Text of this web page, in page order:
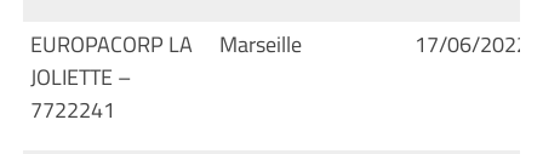
EUROPACORP LA
JOLIETTE –
7722241
Marseille 17/06/2022